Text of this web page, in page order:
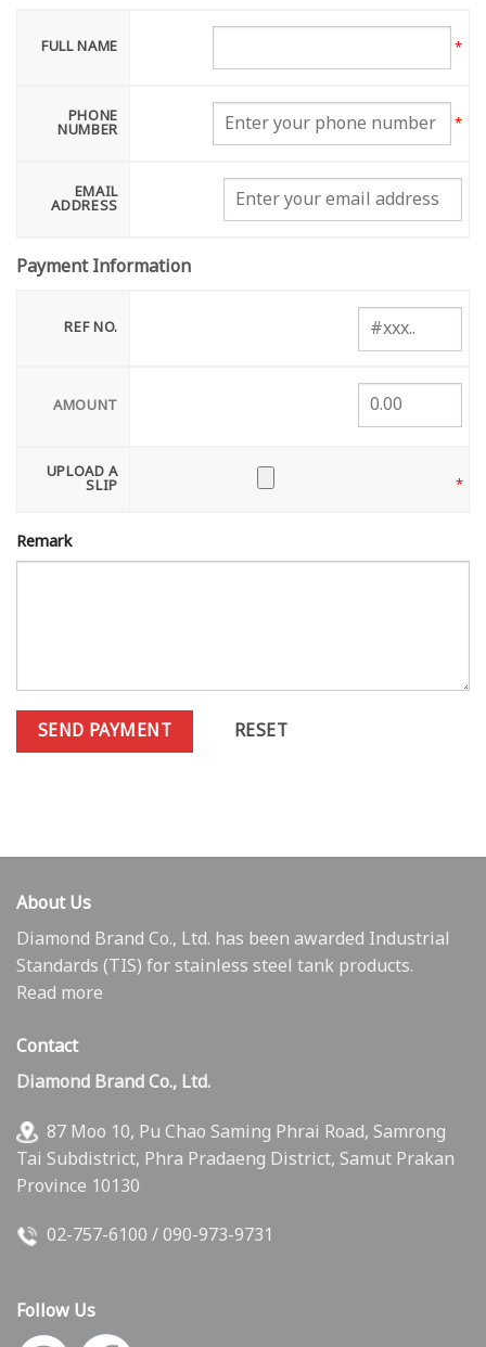
FULL NAME *
PHONE
NUMBER *
EMAIL
ADDRESS
Payment Information
REF NO.
AMOUNT
UPLOAD A
SLIP *
Remark
About Us
Diamond Brand Co., Ltd. has been awarded Industrial
Standards (TIS) for stainless steel tank products.
Read more
Contact
Diamond Brand Co., Ltd.
87 Moo 10, Pu Chao Saming Phrai Road, Samrong
Tai Subdistrict, Phra Pradaeng District, Samut Prakan
Province 10130
02-757-6100 /090-973-9731
Follow Us